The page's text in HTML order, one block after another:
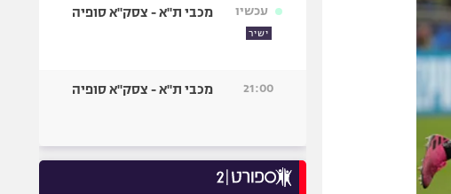
עכשיו
ישיר
מכבי ת"א - צסק"א סופיה
21:00 מכבי ת"א - צסק"א סופיה